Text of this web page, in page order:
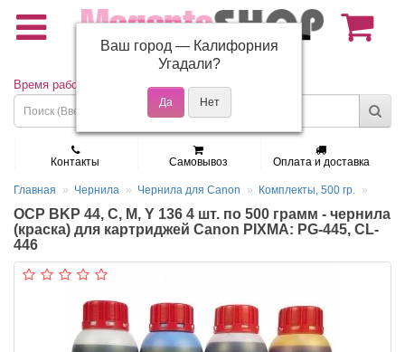
(495) 150-01-37
Время работы: Пн - Пт 9:30 - 19:00
Контакты Самовывоз Оплата и доставка
Главная Чернила Чернила для Canon Комплекты, 500 гр.
OCP BKP 44, C, M, Y 136 4 шт. по 500 грамм - чернила
(краска) для картриджей Canon PIXMA: PG-445, CL-
446
Ваш город — Калифорния
Угадали?